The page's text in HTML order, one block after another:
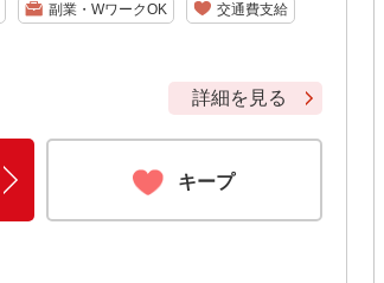
副業・WワークOK 交通費支給
詳細を見る
キープ